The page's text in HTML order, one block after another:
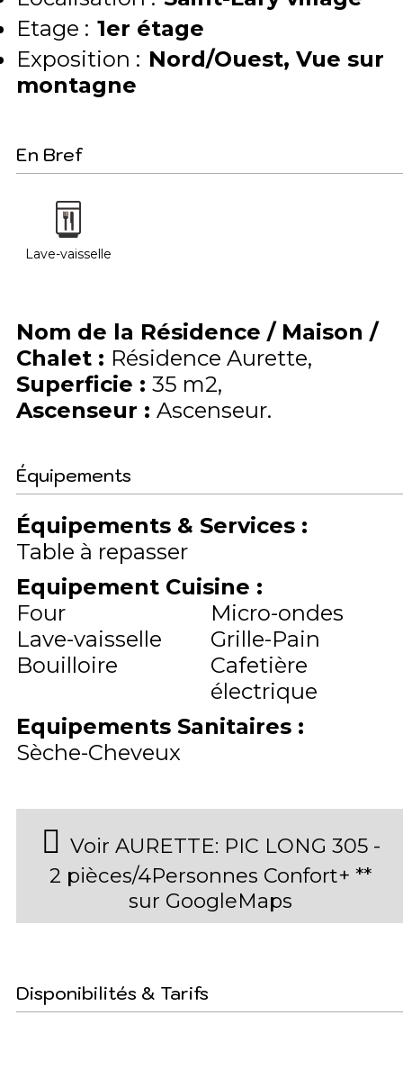
Etage : 1er étage
Exposition : Nord/Ouest Vue sur
montagne
En Bref
Lave-vaisselle
Nom de la Résidence / Maison /
Chalet : Résidence Aurette
Superficie : 35 m2
Ascenseur : Ascenseur
Équipements
Équipements & Services :
Table à repasser
Equipement Cuisine :
Four
Micro-ondes
Lave-vaisselle
Grille-Pain
Bouilloire
Cafetière
électrique
Equipements Sanitaires :
Sèche-Cheveux
Voir AURETTE: PIC LONG 305 -
2 pièces/4Personnes Confort+ **
sur GoogleMaps
Disponibilités & Tarifs